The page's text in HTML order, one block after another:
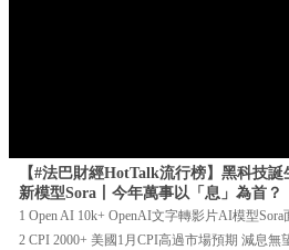
【#法巴財經HotTalk流行榜】黑科技
新模型Sora丨今年萬事以「息」為首？
1 Open AI 10k+ OpenAI文字轉影片AI模型Sora
2 CPI 2000+ 美國1月CPI高過市場預期 減息無